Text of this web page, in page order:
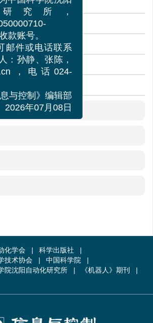
化学会
科学出版社
技术协会
中国科学院
院沈阳自动化研究所
《机器人》期刊
中国科学院沈阳
究所，
款账号。
件或电话联系
：孙静、张陈，
，电话024-
与控制》编辑部
2026年07月08日